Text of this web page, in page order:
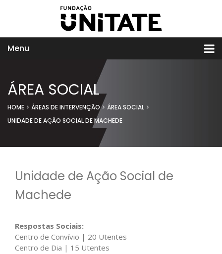
Menu
ÁREA SOCIAL
HOME ÁREAS DE INTERVENÇÃO
ÁREA SOCIAL
UNIDADE DE AÇÃO SOCIAL DE MACHEDE
Unidade de Ação Social de
Machede
Respostas Sociais:
Centro de Convívio | 20 Utentes
Centro de Dia | 15 Utentes